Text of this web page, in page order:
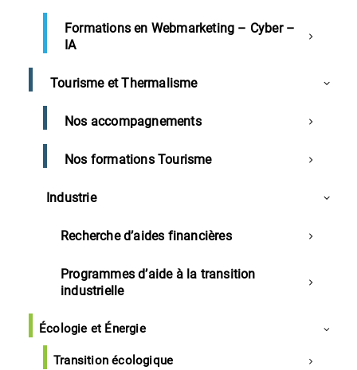
Formations en Webmarketing – Cyber –
IA
Tourisme et Thermalisme
Nos accompagnements
Nos formations Tourisme
Industrie
Recherche d’aides financières
Programmes d’aide à la transition
industrielle
Écologie et Énergie
Transition écologique
Landes
Accord entre l’ESDL et l’Estia pour un Bachelor
Village artisanal à St-Geours-de-Maremne
Lauréats de Blue Ocean Awards en région
Régions exclues du plan de sortie de crise